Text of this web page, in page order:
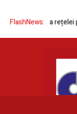
FlashNews: rețelei